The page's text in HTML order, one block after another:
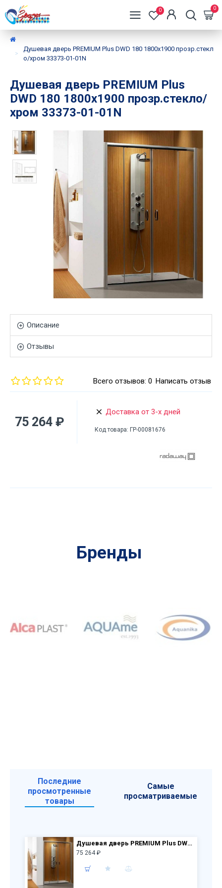
0 0
Душевая дверь PREMIUM Plus DWD 180 1800x1900 прозр.стекл
о/хром 33373-01-01N
Душевая дверь PREMIUM Plus
DWD 180 1800x1900 прозр.стекло/
хром 33373-01-01N
Описание
Отзывы
Всего отзывов: 0 Написать отзыв
75 264 ₽
Доставка от 3-х дней
Код товара: ГР-00081676
Бренды
Последние
просмотренные
товары
Самые
просматриваемые
Душевая дверь PREMIUM Plus DWD 180 1800x1900 прозр.стекло/хром 33373-01-01N
75 264 ₽